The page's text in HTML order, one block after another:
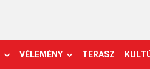
VÉLEMÉNY TERASZ